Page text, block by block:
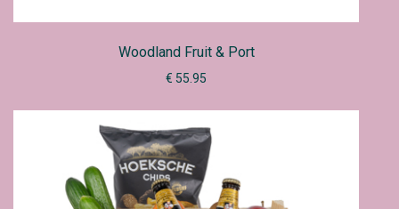
Woodland Fruit & Port
€ 55.95